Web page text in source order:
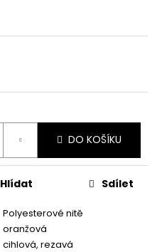
DO KOŠÍKU
Polyesterové nitě
oranžová
cihlová, rezavá
Hlídat Sdílet